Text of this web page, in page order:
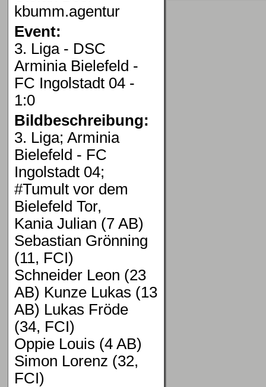
kbumm.agentur
Event:
3. Liga - DSC
Arminia Bielefeld -
FC Ingolstadt 04 -
1:0
Bildbeschreibung:
3. Liga; Arminia
Bielefeld - FC
Ingolstadt 04;
#Tumult vor dem
Bielefeld Tor,
Kania Julian (7 AB)
Sebastian Grönning
(11, FCI)
Schneider Leon (23
AB) Kunze Lukas (13
AB) Lukas Fröde
(34, FCI)
Oppie Louis (4 AB)
Simon Lorenz (32,
FCI)